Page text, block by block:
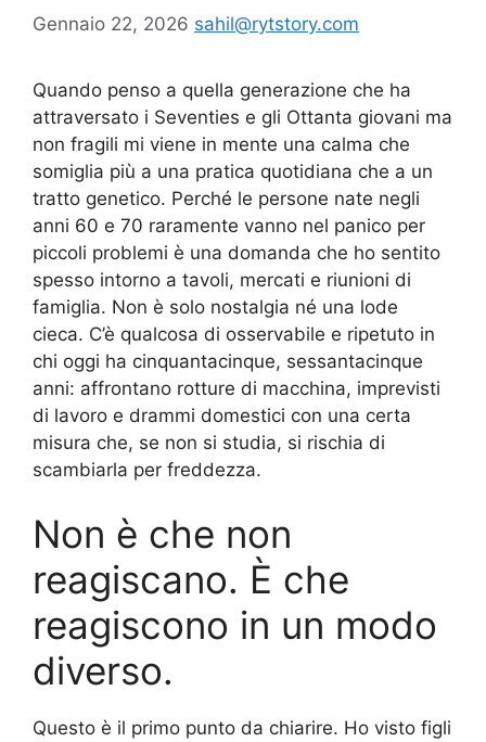
Gennaio 22, 2026 sahil@rytstory.com
Quando penso a quella generazione che ha
attraversato i Seventies e gli Ottanta giovani ma
non fragili mi viene in mente una calma che
somiglia più a una pratica quotidiana che a un
tratto genetico. Perché le persone nate negli
anni 60 e 70 raramente vanno nel panico per
piccoli problemi è una domanda che ho sentito
spesso intorno a tavoli, mercati e riunioni di
famiglia. Non è solo nostalgia né una lode
cieca. C’è qualcosa di osservabile e ripetuto in
chi oggi ha cinquantacinque, sessantacinque
anni: affrontano rotture di macchina, imprevisti
di lavoro e drammi domestici con una certa
misura che, se non si studia, si rischia di
scambiarla per freddezza.
Non è che non
reagiscano. È che
reagiscono in un modo
diverso.
Questo è il primo punto da chiarire. Ho visto figli